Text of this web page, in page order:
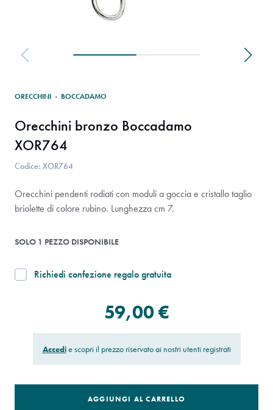
ORECCHINI · BOCCADAMO
Orecchini bronzo Boccadamo
XOR764
Codice: XOR764
Orecchini pendenti rodiati con moduli a goccia e cristallo taglio
briolette di colore rubino. Lunghezza cm 7.
SOLO 1 PEZZO DISPONIBILE
Richiedi confezione regalo gratuita
59,00 €
Accedie scopri il prezzo riservato ai nostri utenti registrati
AGGIUNGI AL CARRELLO